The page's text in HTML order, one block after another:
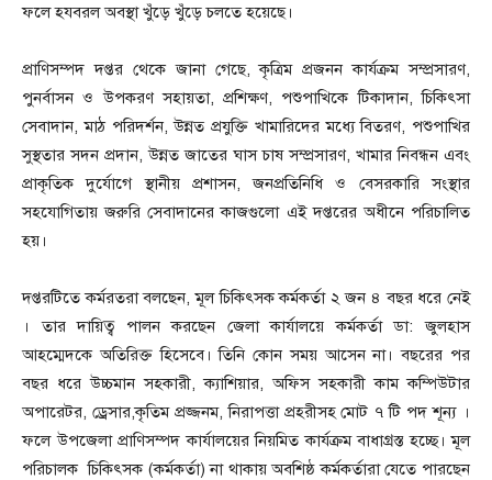
ফলে হযবরল অবস্থা খুঁড়ে খুঁড়ে চলতে হয়েছে।
প্রাণিসম্পদ দপ্তর থেকে জানা গেছে, কৃত্রিম প্রজনন কার্যক্রম সম্প্রসারণ,
পুনর্বাসন ও উপকরণ সহায়তা, প্রশিক্ষণ, পশুপাখিকে টিকাদান, চিকিৎসা
সেবাদান, মাঠ পরিদর্শন, উন্নত প্রযুক্তি খামারিদের মধ্যে বিতরণ, পশুপাখির
সুস্থতার সদন প্রদান, উন্নত জাতের ঘাস চাষ সম্প্রসারণ, খামার নিবন্ধন এবং
প্রাকৃতিক দুর্যোগে স্থানীয় প্রশাসন, জনপ্রতিনিধি ও বেসরকারি সংস্থার
সহযোগিতায় জরুরি সেবাদানের কাজগুলো এই দপ্তরের অধীনে পরিচালিত
হয়।
দপ্তরটিতে কর্মরতরা বলছেন, মূল চিকিৎসক কর্মকর্তা ২ জন ৪ বছর ধরে নেই
। তার দায়িত্ব পালন করছেন জেলা কার্যালয়ে কর্মকর্তা ডা: জুলহাস
আহম্মেদকে অতিরিক্ত হিসেবে। তিনি কোন সময় আসেন না। বছরের পর
বছর ধরে উচ্চমান সহকারী, ক্যাশিয়ার, অফিস সহকারী কাম কম্পিউটার
অপারেটর, ড্রেসার,কৃতিম প্রজ্জনম, নিরাপত্তা প্রহরীসহ মোট ৭ টি পদ শূন্য ।
ফলে উপজেলা প্রাণিসম্পদ কার্যালয়ের নিয়মিত কার্যক্রম বাধাগ্রস্ত হচ্ছে। মূল
পরিচালক চিকিৎসক (কর্মকর্তা) না থাকায় অবশিষ্ঠ কর্মকর্তারা যেতে পারছেন